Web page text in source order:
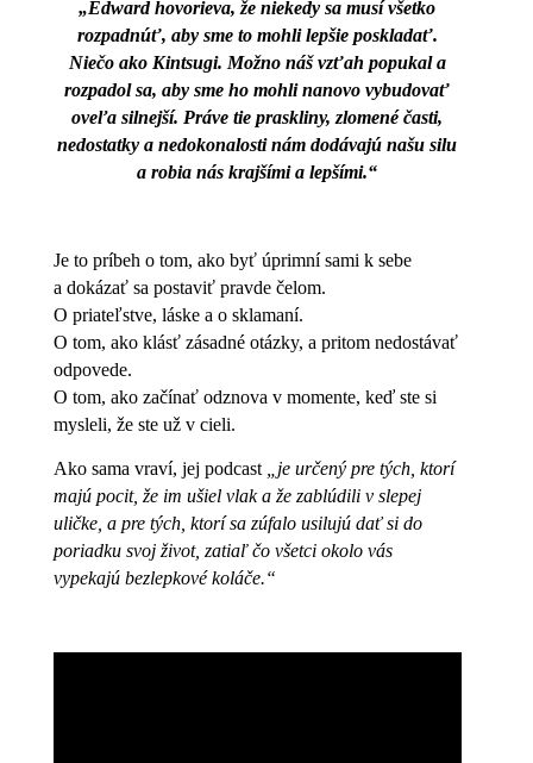
„Edward hovorieva, že niekedy sa musí všetko
rozpadnúť, aby sme to mohli lepšie poskladať.
Niečo ako Kintsugi. Možno náš vzťah popukal a
rozpadol sa, aby sme ho mohli nanovo vybudovať
oveľa silnejší. Práve tie praskliny, zlomené časti,
nedostatky a nedokonalosti nám dodávajú našu silu
a robia nás krajšími a lepšími.“
Je to príbeh o tom, ako byť úprimní sami k sebe
a dokázať sa postaviť pravde čelom.
O priateľstve, láske a o sklamaní.
O tom, ako klásť zásadné otázky, a pritom nedostávať
odpovede.
O tom, ako začínať odznova v momente, keď ste si
mysleli, že ste už v cieli.
Ako sama vraví, jej podcast
„je určený pre tých, ktorí
majú pocit, že im ušiel vlak a že zablúdili v slepej
uličke, a pre tých, ktorí sa zúfalo usilujú dať si do
poriadku svoj život, zatiaľ čo všetci okolo vás
vypekajú bezlepkové koláče.“